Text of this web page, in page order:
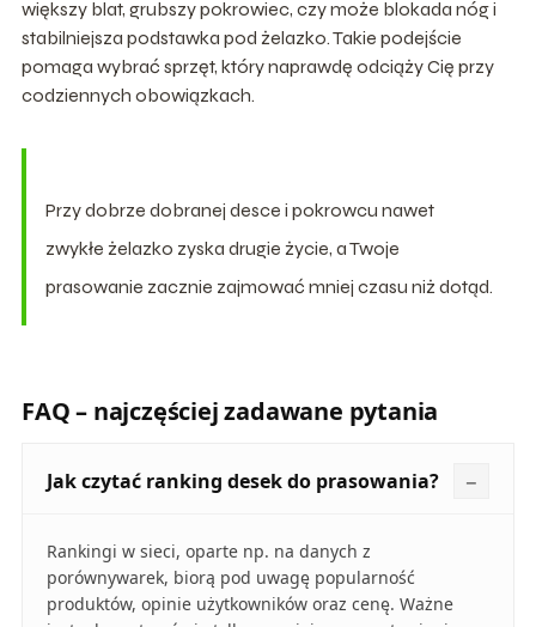
większy blat, grubszy pokrowiec, czy może blokada nóg i
stabilniejsza podstawka pod żelazko. Takie podejście
pomaga wybrać sprzęt, który naprawdę odciąży Cię przy
codziennych obowiązkach.
Przy dobrze dobranej desce i pokrowcu nawet
zwykłe żelazko zyska drugie życie, a Twoje
prasowanie zacznie zajmować mniej czasu niż dotąd.
FAQ – najczęściej zadawane pytania
Jak czytać ranking desek do prasowania?
Rankingi w sieci, oparte np. na danych z
porównywarek, biorą pod uwagę popularność
produktów, opinie użytkowników oraz cenę. Ważne